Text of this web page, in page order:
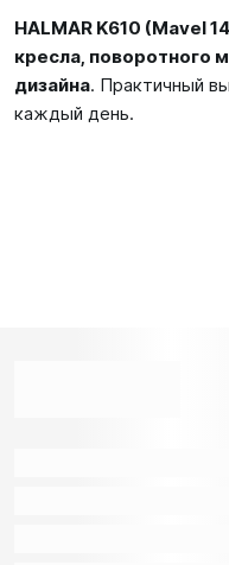
HALMAR K610 (Mavel
кресла, поворотного
дизайна. Практичный
каждый день.